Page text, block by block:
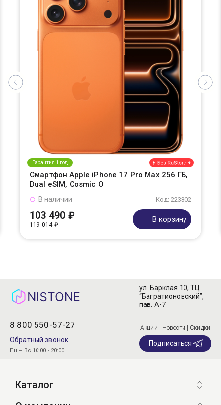
Гарантия 1 год
Смартфон Apple iPhone 17 Pro Max 256 ГБ,
Dual eSIM, Cosmic O
Код: 223302
В наличии
103 490 ₽
119 014 ₽
В корзину
8 800 550-57-27
Обратный звонок
Пн – Вс 10:00 - 20:00
ул. Барклая 10, ТЦ
“Багратионовский”,
пав. А-7
Акции | Новости | Скидки
Подписаться
Каталог